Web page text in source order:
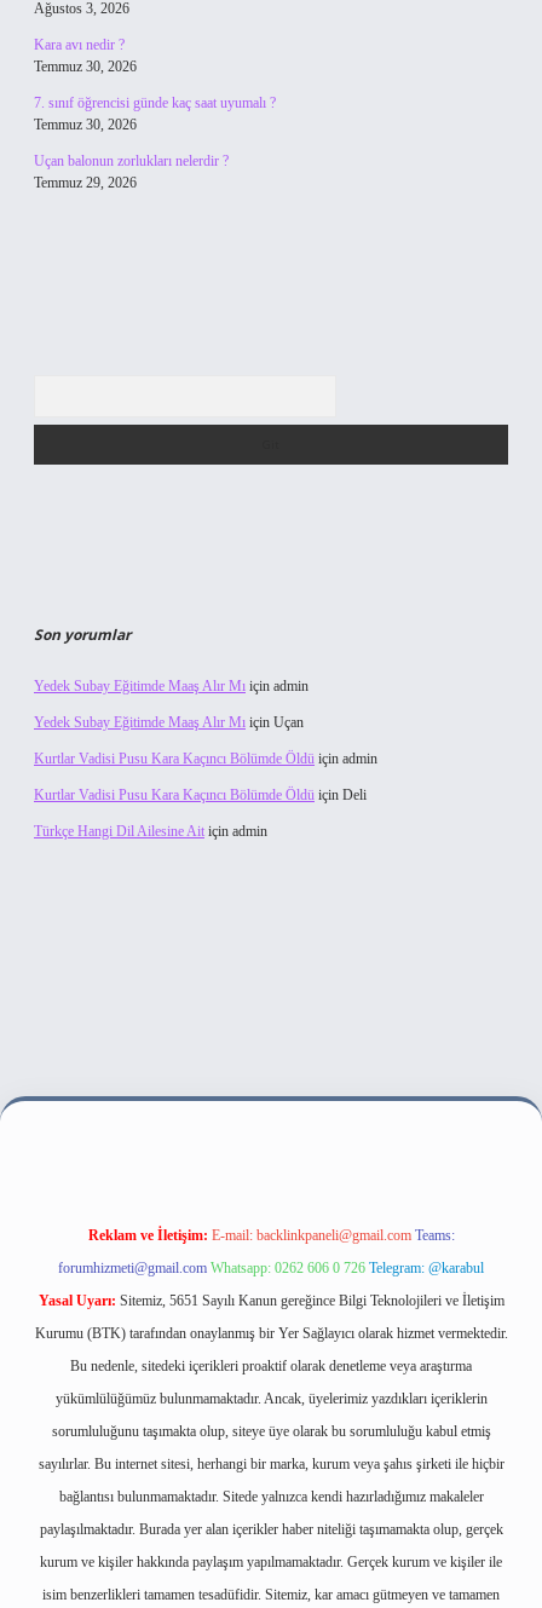
Ağustos 3, 2026
Kara avı nedir ?
Temmuz 30, 2026
7. sınıf öğrencisi günde kaç saat uyumalı ?
Temmuz 30, 2026
Uçan balonun zorlukları nelerdir ?
Temmuz 29, 2026
Son yorumlar
Yedek Subay Eğitimde Maaş Alır Mı için admin
Yedek Subay Eğitimde Maaş Alır Mı için Uçan
Kurtlar Vadisi Pusu Kara Kaçıncı Bölümde Öldü için admin
Kurtlar Vadisi Pusu Kara Kaçıncı Bölümde Öldü için Deli
Türkçe Hangi Dil Ailesine Ait için admin
sitesi
Reklam ve İletişim: E-mail: backlinkpaneli@gmail.com Teams:
forumhizmeti@gmail.com Whatsapp: 0262 606 0 726 Telegram: @karabul
Yasal Uyarı: Sitemiz, 5651 Sayılı Kanun gereğince Bilgi Teknolojileri ve İletişim
Kurumu (BTK) tarafından onaylanmış bir Yer Sağlayıcı olarak hizmet vermektedir.
Bu nedenle, sitedeki içerikleri proaktif olarak denetleme veya araştırma
yükümlülüğümüz bulunmamaktadır. Ancak, üyelerimiz yazdıkları içeriklerin
sorumluluğunu taşımakta olup, siteye üye olarak bu sorumluluğu kabul etmiş
sayılırlar. Bu internet sitesi, herhangi bir marka, kurum veya şahıs şirketi ile hiçbir
bağlantısı bulunmamaktadır. Sitede yalnızca kendi hazırladığımız makaleler
paylaşılmaktadır. Burada yer alan içerikler haber niteliği taşımamakta olup, gerçek
kurum ve kişiler hakkında paylaşım yapılmamaktadır. Gerçek kurum ve kişiler ile
isim benzerlikleri tamamen tesadüfidir. Sitemiz, kar amacı gütmeyen ve tamamen